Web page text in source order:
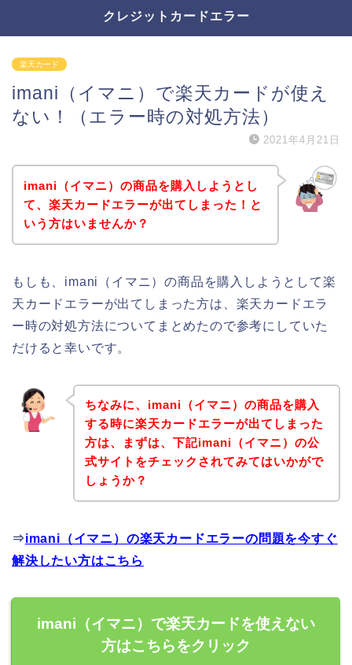
クレジットカードエラー
楽天カード
imani（イマニ）で楽天カードが使え
ない！（エラー時の対処方法）
2021年4月21日
imani（イマニ）の商品を購入しようとし
て、楽天カードエラーが出てしまった！と
いう方はいませんか？
もしも、imani（イマニ）の商品を購入しようとして楽
天カードエラーが出てしまった方は、楽天カードエラ
ー時の対処方法についてまとめたので参考にしていた
だけると幸いです。
ちなみに、imani（イマニ）の商品を購入
する時に楽天カードエラーが出てしまった
方は、まずは、下記imani（イマニ）の公
式サイトをチェックされてみてはいかがで
しょうか？
⇒imani（イマニ）の楽天カードエラーの問題を今すぐ
解決したい方はこちら
imani（イマニ）で楽天カードを使えない
方はこちらをクリック